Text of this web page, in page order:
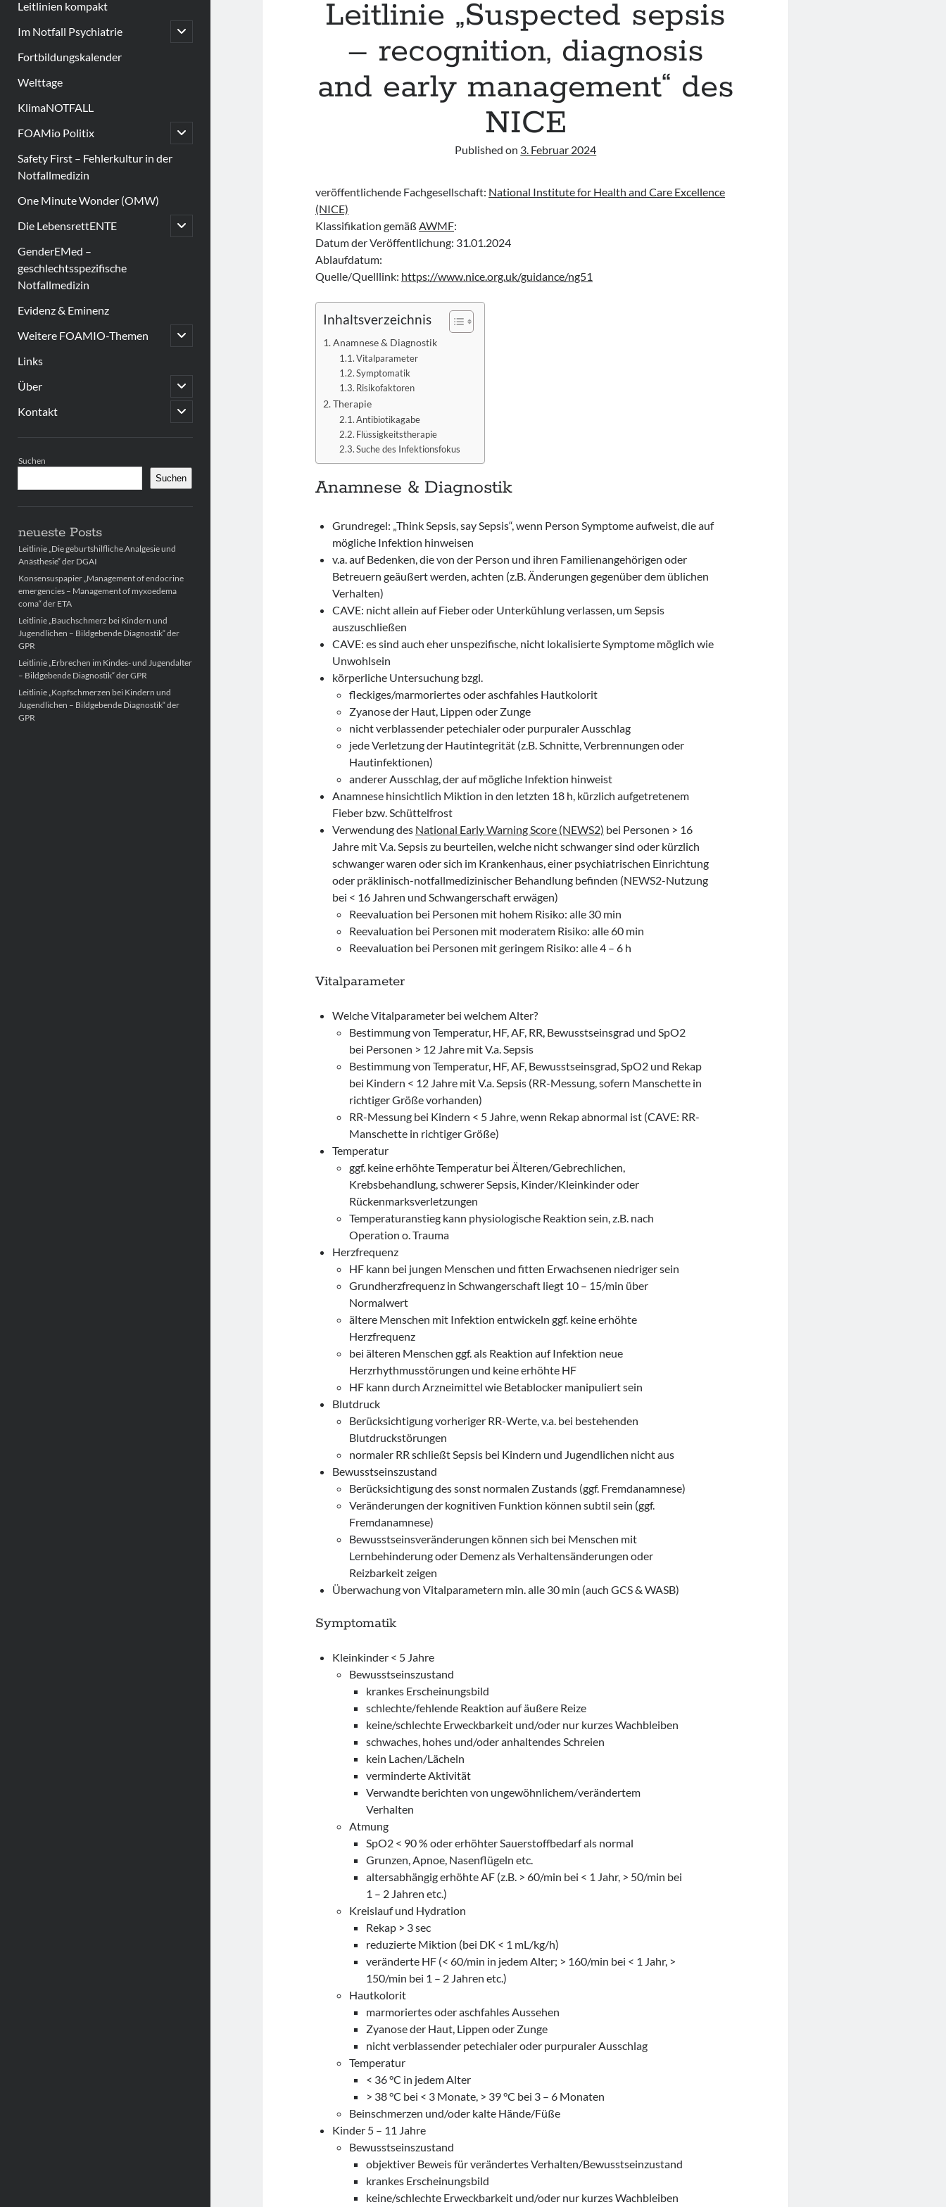
Leitlinien kompakt
Im Notfall Psychiatrie
open
child
Fortbildungskalender
Welttage
KlimaNOTFALL
FOAMio Politix
open
child
Safety First – Fehlerkultur in der
Notfallmedizin
One Minute Wonder (OMW)
Die LebensrettENTE
open
child
GenderEMed –
geschlechtsspezifische
Notfallmedizin
Evidenz & Eminenz
Weitere FOAMIO-Themen
open
child
Links
Über
open
child
menu
Kontakt
open
child
Suchen
Suchen
neueste Posts
Leitlinie „Die geburtshilfliche Analgesie und
Anästhesie“ der DGAI
Konsensuspapier „Management of endocrine
emergencies – Management of myxoedema
coma“ der ETA
Leitlinie „Bauchschmerz bei Kindern und
Jugendlichen – Bildgebende Diagnostik“ der
GPR
Leitlinie „Erbrechen im Kindes- und Jugendalter
– Bildgebende Diagnostik“ der GPR
Leitlinie „Kopfschmerzen bei Kindern und
Jugendlichen – Bildgebende Diagnostik“ der
GPR
Leitlinie „Suspected sepsis
– recognition, diagnosis
and early management“ des
NICE
Published on 3. Februar 2024
veröffentlichende Fachgesellschaft: National Institute for Health and Care Excellence
(NICE)
Klassifikation gemäßAWMF:
Datum der Veröffentlichung: 31.01.2024
Ablaufdatum:
Quelle/Quelllink: https://www.nice.org.uk/guidance/ng51
Inhaltsverzeichnis
Anamnese & Diagnostik
Vitalparameter
Symptomatik
Risikofaktoren
Therapie
Antibiotikagabe
Flüssigkeitstherapie
Suche des Infektionsfokus
Anamnese & Diagnostik
Grundregel: „Think Sepsis, say Sepsis“, wenn Person Symptome aufweist, die auf
mögliche Infektion hinweisen
v.a. auf Bedenken, die von der Person und ihren Familienangehörigen oder
Betreuern geäußert werden, achten (z.B. Änderungen gegenüber dem üblichen
Verhalten)
CAVE: nicht allein auf Fieber oder Unterkühlung verlassen, um Sepsis
auszuschließen
CAVE: es sind auch eher unspezifische, nicht lokalisierte Symptome möglich wie
Unwohlsein
körperliche Untersuchung bzgl.
fleckiges/marmoriertes oder aschfahles Hautkolorit
Zyanose der Haut, Lippen oder Zunge
nicht verblassender petechialer oder purpuraler Ausschlag
jede Verletzung der Hautintegrität (z.B. Schnitte, Verbrennungen oder
Hautinfektionen)
anderer Ausschlag, der auf mögliche Infektion hinweist
Anamnese hinsichtlich Miktion in den letzten 18 h, kürzlich aufgetretenem
Fieber bzw. Schüttelfrost
Verwendung des National Early Warning Score (NEWS2) bei Personen > 16
Jahre mit V.a. Sepsis zu beurteilen, welche nicht schwanger sind oder kürzlich
schwanger waren oder sich im Krankenhaus, einer psychiatrischen Einrichtung
oder präklinisch-notfallmedizinischer Behandlung befinden (NEWS2-Nutzung
bei < 16 Jahren und Schwangerschaft erwägen)
Reevaluation bei Personen mit hohem Risiko: alle 30 min
Reevaluation bei Personen mit moderatem Risiko: alle 60 min
Reevaluation bei Personen mit geringem Risiko: alle 4 – 6 h
Vitalparameter
Welche Vitalparameter bei welchem Alter?
Bestimmung von Temperatur, HF, AF, RR, Bewusstseinsgrad und SpO2
bei Personen > 12 Jahre mit V.a. Sepsis
Bestimmung von Temperatur, HF, AF, Bewusstseinsgrad, SpO2 und Rekap
bei Kindern < 12 Jahre mit V.a. Sepsis (RR-Messung, sofern Manschette in
richtiger Größe vorhanden)
RR-Messung bei Kindern < 5 Jahre, wenn Rekap abnormal ist (CAVE: RR-
Manschette in richtiger Größe)
Temperatur
ggf. keine erhöhte Temperatur bei Älteren/Gebrechlichen,
Krebsbehandlung, schwerer Sepsis, Kinder/Kleinkinder oder
Rückenmarksverletzungen
Temperaturanstieg kann physiologische Reaktion sein, z.B. nach
Operation o. Trauma
Herzfrequenz
HF kann bei jungen Menschen und fitten Erwachsenen niedriger sein
Grundherzfrequenz in Schwangerschaft liegt 10 – 15/min über
Normalwert
ältere Menschen mit Infektion entwickeln ggf. keine erhöhte
Herzfrequenz
bei älteren Menschen ggf. als Reaktion auf Infektion neue
Herzrhythmusstörungen und keine erhöhte HF
HF kann durch Arzneimittel wie Betablocker manipuliert sein
Blutdruck
Berücksichtigung vorheriger RR-Werte, v.a. bei bestehenden
Blutdruckstörungen
normaler RR schließt Sepsis bei Kindern und Jugendlichen nicht aus
Bewusstseinszustand
Berücksichtigung des sonst normalen Zustands (ggf. Fremdanamnese)
Veränderungen der kognitiven Funktion können subtil sein (ggf.
Fremdanamnese)
Bewusstseinsveränderungen können sich bei Menschen mit
Lernbehinderung oder Demenz als Verhaltensänderungen oder
Reizbarkeit zeigen
Überwachung von Vitalparametern min. alle 30 min (auch GCS & WASB)
Symptomatik
Kleinkinder < 5 Jahre
Bewusstseinszustand
krankes Erscheinungsbild
schlechte/fehlende Reaktion auf äußere Reize
keine/schlechte Erweckbarkeit und/oder nur kurzes Wachbleiben
schwaches, hohes und/oder anhaltendes Schreien
kein Lachen/Lächeln
verminderte Aktivität
Verwandte berichten von ungewöhnlichem/verändertem
Verhalten
Atmung
SpO2 < 90 % oder erhöhter Sauerstoffbedarf als normal
Grunzen, Apnoe, Nasenflügeln etc.
altersabhängig erhöhte AF (z.B. > 60/min bei < 1 Jahr, > 50/min bei
1 – 2 Jahren etc.)
Kreislauf und Hydration
Rekap > 3 sec
reduzierte Miktion (bei DK < 1 mL/kg/h)
veränderte HF (< 60/min in jedem Alter; > 160/min bei < 1 Jahr, >
150/min bei 1 – 2 Jahren etc.)
Hautkolorit
marmoriertes oder aschfahles Aussehen
Zyanose der Haut, Lippen oder Zunge
nicht verblassender petechialer oder purpuraler Ausschlag
Temperatur
< 36 °C in jedem Alter
> 38 °C bei < 3 Monate, > 39 °C bei 3 – 6 Monaten
Beinschmerzen und/oder kalte Hände/Füße
Kinder 5 – 11 Jahre
Bewusstseinszustand
objektiver Beweis für verändertes Verhalten/Bewusstseinzustand
krankes Erscheinungsbild
keine/schlechte Erweckbarkeit und/oder nur kurzes Wachbleiben